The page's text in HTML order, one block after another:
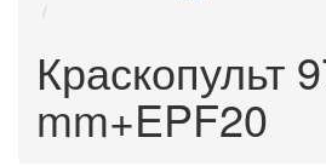
Краскопульт
mm+EPF20